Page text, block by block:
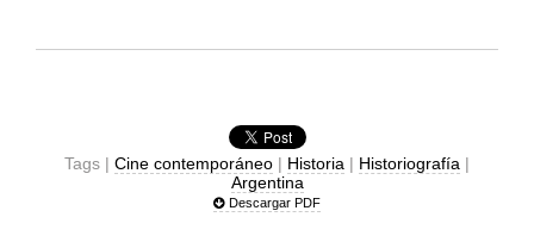
Tags | Cine contemporáneo | Historia | Historiografía |
Argentina
Descargar PDF